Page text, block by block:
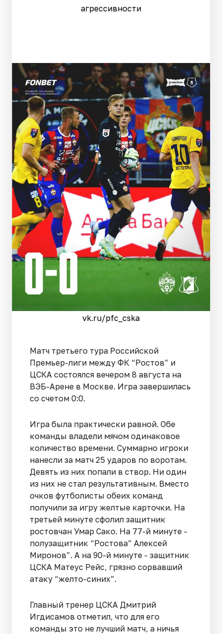
агрессивности
vk.ru/pfc_cska
Матч третьего тура Российской
Премьер-лиги между ФК “Ростов” и
ЦСКА состоялся вечером 8 августа на
ВЭБ-Арене в Москве. Игра завершилась
со счетом 0:0.
Игра была практически равной. Обе
команды владели мячом одинаковое
количество времени. Суммарно игроки
нанесли за матч 25 ударов по воротам.
Девять из них попали в створ. Ни один
из них не стал результативным. Вместо
очков футболисты обеих команд
получили за игру желтые карточки. На
третьей минуте сфолил защитник
ростовчан Умар Сако. На 77-й минуте -
полузащитник “Ростова” Алексей
Миронов”. А на 90-й минуте - защитник
ЦСКА Матеус Рейс, грязно сорвавший
атаку “желто-синих”.
Главный тренер ЦСКА Дмитрий
Игдисамов отметил, что для его
команды это не лучший матч, а ничья